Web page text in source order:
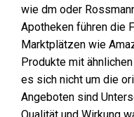
wie dm oder
Apotheken führen die
Marktplätzen wie
Produkte mit
es sich nicht um die
Angeboten sind